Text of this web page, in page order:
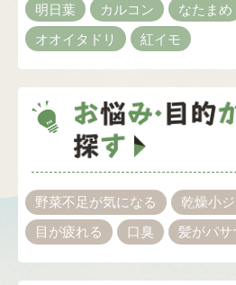
明日葉
カルコン なたまめ
オオイタドリ
紅イモ
野菜不足が気になる 乾燥小
目が疲れる
口臭 髪がパサ